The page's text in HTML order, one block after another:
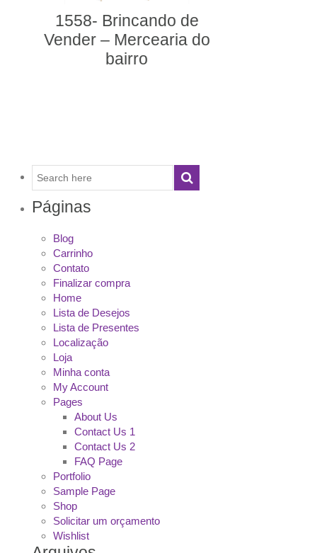
5020- Prateleira com
telhado
Páginas
Blog
Carrinho
Contato
Finalizar compra
Home
Lista de Desejos
Lista de Presentes
Localização
Loja
Minha conta
My Account
Pages
About Us
Contact Us 1
Contact Us 2
FAQ Page
Portfolio
Sample Page
Shop
Solicitar um orçamento
Wishlist